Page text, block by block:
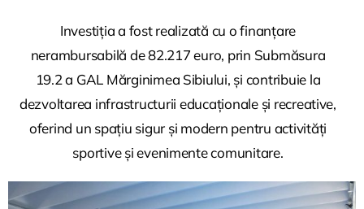
Investiția a fost realizată cu o finanțare
nerambursabilă de 82.217 euro, prin Submăsura
19.2 a GAL Mărginimea Sibiului, și contribuie la
dezvoltarea infrastructurii educaționale și recreative,
oferind un spațiu sigur și modern pentru activități
sportive și evenimente comunitare.